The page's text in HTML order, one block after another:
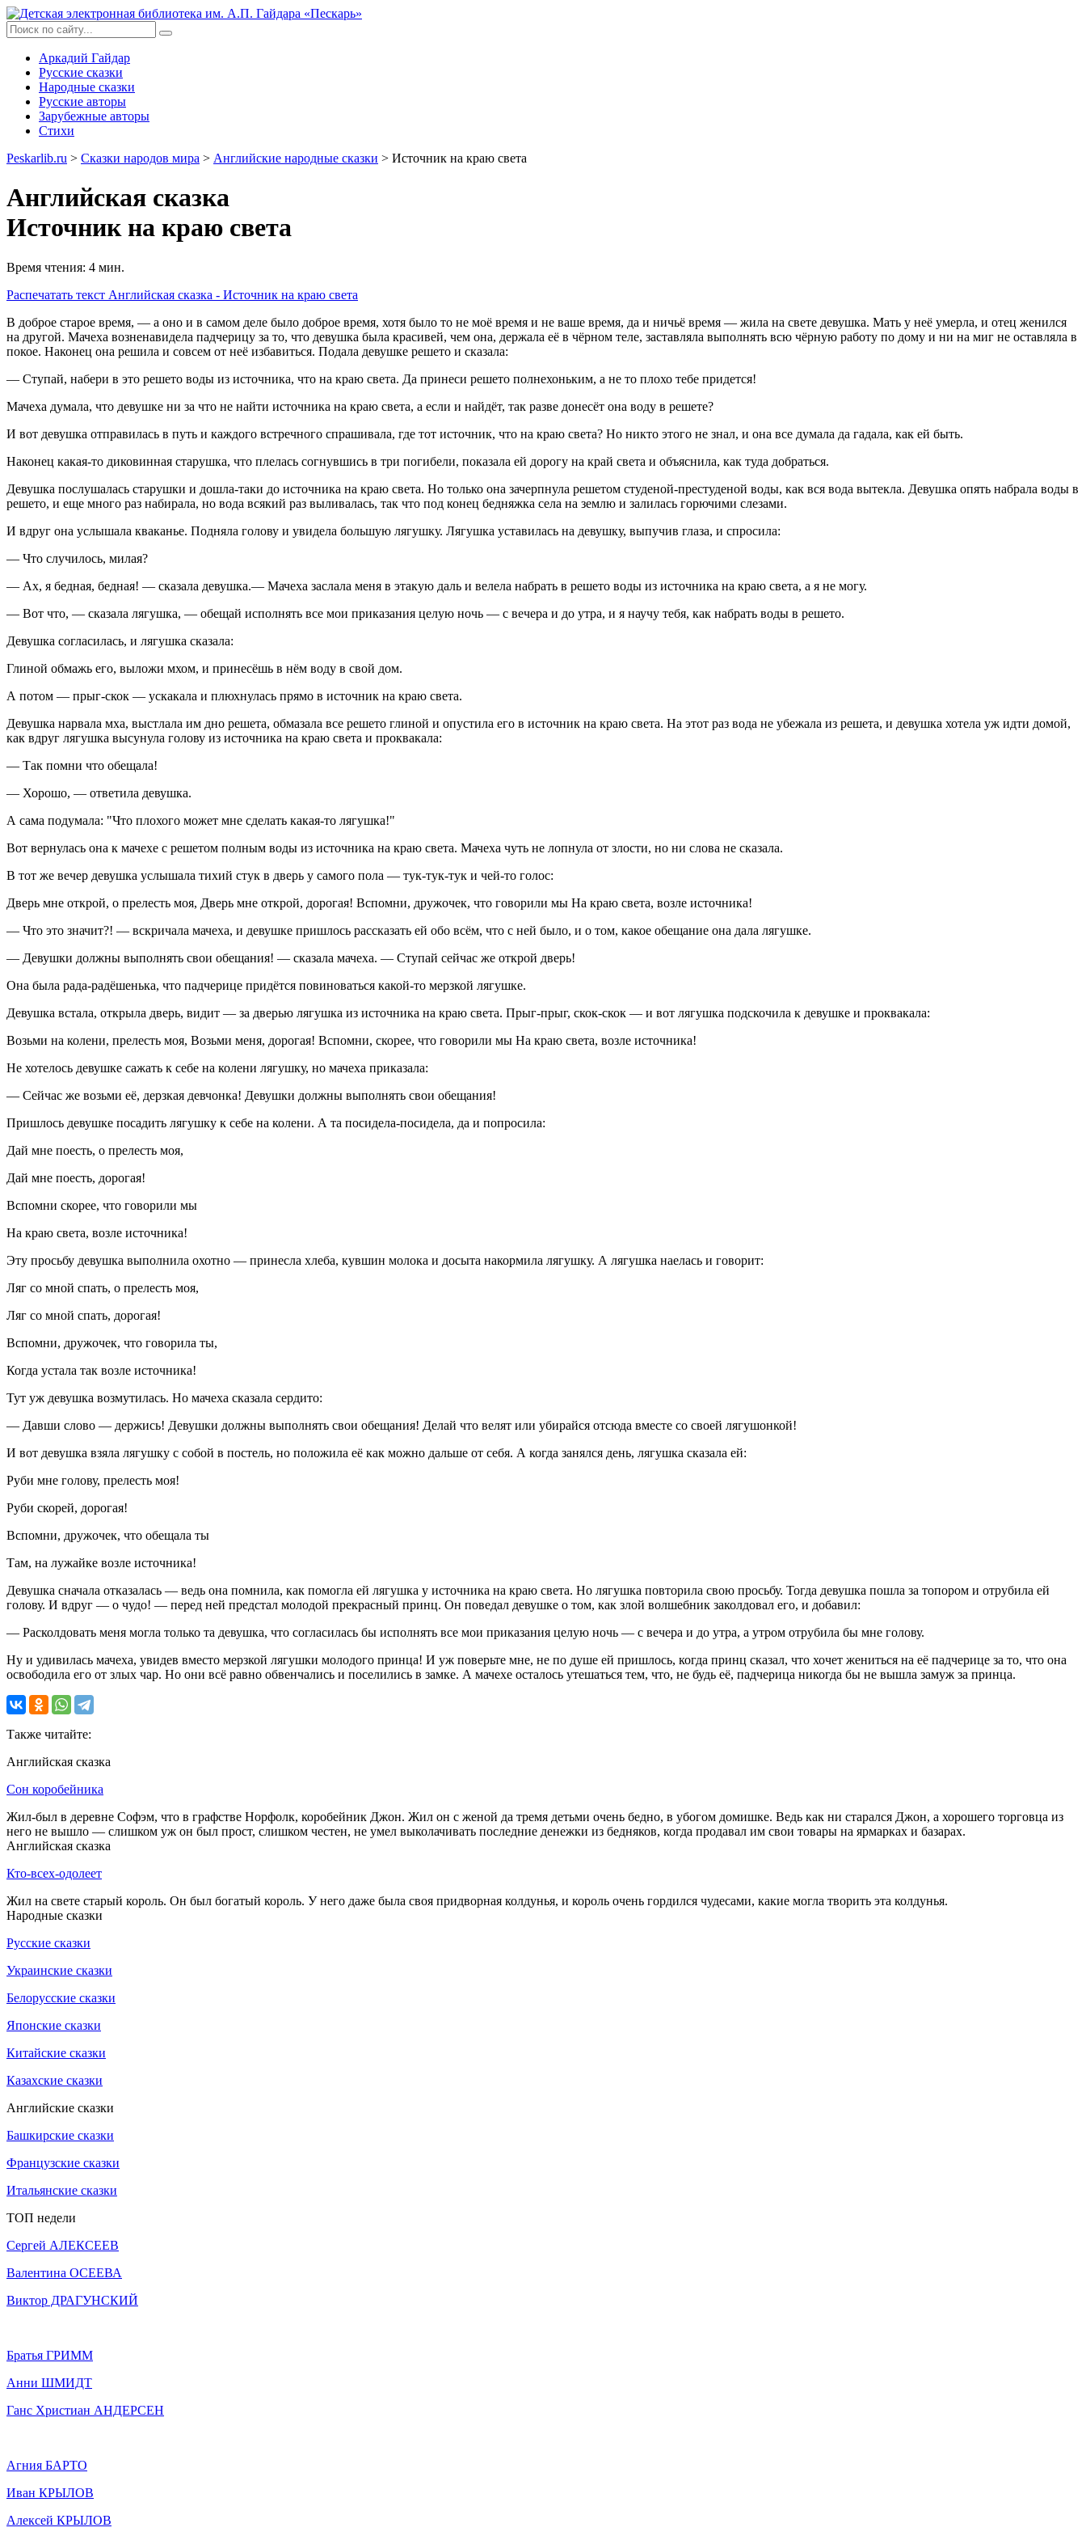
Аркадий Гайдар
Русские сказки
Народные сказки
Русские авторы
Зарубежные авторы
Стихи
Peskarlib.ru > Сказки народов мира > Английские народные сказки > Источник на краю света
Английская сказка
Источник на краю света
Время чтения: 4 мин.
Распечатать текст Английская сказка - Источник на краю света
В доброе старое время, — а оно и в самом деле было доброе время, хотя было то не моё время и не ваше время, да и ничьё время — жила на свете девушка. Мать у неё умерла, и отец женился
на другой. Мачеха возненавидела падчерицу за то, что девушка была красивей, чем она, держала её в чёрном теле, заставляла выполнять всю чёрную работу по дому и ни на миг не оставляла в
покое. Наконец она решила и совсем от неё избавиться. Подала девушке решето и сказала:
— Ступай, набери в это решето воды из источника, что на краю света. Да принеси решето полнехоньким, а не то плохо тебе придется!
Мачеха думала, что девушке ни за что не найти источника на краю света, а если и найдёт, так разве донесёт она воду в решете?
И вот девушка отправилась в путь и каждого встречного спрашивала, где тот источник, что на краю света? Но никто этого не знал, и она все думала да гадала, как ей быть.
Наконец какая-то диковинная старушка, что плелась согнувшись в три погибели, показала ей дорогу на край света и объяснила, как туда добраться.
Девушка послушалась старушки и дошла-таки до источника на краю света. Но только она зачерпнула решетом студеной-престуденой воды, как вся вода вытекла. Девушка опять набрала воды в
решето, и еще много раз набирала, но вода всякий раз выливалась, так что под конец бедняжка села на землю и залилась горючими слезами.
И вдруг она услышала кваканье. Подняла голову и увидела большую лягушку. Лягушка уставилась на девушку, выпучив глаза, и спросила:
— Что случилось, милая?
— Ах, я бедная, бедная! — сказала девушка.— Мачеха заслала меня в этакую даль и велела набрать в решето воды из источника на краю света, а я не могу.
— Вот что, — сказала лягушка, — обещай исполнять все мои приказания целую ночь — с вечера и до утра, и я научу тебя, как набрать воды в решето.
Девушка согласилась, и лягушка сказала:
Глиной обмажь его, выложи мхом, и принесёшь в нём воду в свой дом.
А потом — прыг-скок — ускакала и плюхнулась прямо в источник на краю света.
Девушка нарвала мха, выстлала им дно решета, обмазала все решето глиной и опустила его в источник на краю света. На этот раз вода не убежала из решета, и девушка хотела уж идти домой,
как вдруг лягушка высунула голову из источника на краю света и проквакала:
— Так помни что обещала!
— Хорошо, — ответила девушка.
А сама подумала: "Что плохого может мне сделать какая-то лягушка!"
Вот вернулась она к мачехе с решетом полным воды из источника на краю света. Мачеха чуть не лопнула от злости, но ни слова не сказала.
В тот же вечер девушка услышала тихий стук в дверь у самого пола — тук-тук-тук и чей-то голос:
Дверь мне открой, о прелесть моя, Дверь мне открой, дорогая! Вспомни, дружочек, что говорили мы На краю света, возле источника!
— Что это значит?! — вскричала мачеха, и девушке пришлось рассказать ей обо всём, что с ней было, и о том, какое обещание она дала лягушке.
— Девушки должны выполнять свои обещания! — сказала мачеха. — Ступай сейчас же открой дверь!
Она была рада-радёшенька, что падчерице придётся повиноваться какой-то мерзкой лягушке.
Девушка встала, открыла дверь, видит — за дверью лягушка из источника на краю света. Прыг-прыг, скок-скок — и вот лягушка подскочила к девушке и проквакала:
Возьми на колени, прелесть моя, Возьми меня, дорогая! Вспомни, скорее, что говорили мы На краю света, возле источника!
Не хотелось девушке сажать к себе на колени лягушку, но мачеха приказала:
— Сейчас же возьми её, дерзкая девчонка! Девушки должны выполнять свои обещания!
Пришлось девушке посадить лягушку к себе на колени. А та посидела-посидела, да и попросила:
Дай мне поесть, о прелесть моя,
Дай мне поесть, дорогая!
Вспомни скорее, что говорили мы
На краю света, возле источника!
Эту просьбу девушка выполнила охотно — принесла хлеба, кувшин молока и досыта накормила лягушку. А лягушка наелась и говорит:
Ляг со мной спать, о прелесть моя,
Ляг со мной спать, дорогая!
Вспомни, дружочек, что говорила ты,
Когда устала так возле источника!
Тут уж девушка возмутилась. Но мачеха сказала сердито:
— Давши слово — держись! Девушки должны выполнять свои обещания! Делай что велят или убирайся отсюда вместе со своей лягушонкой!
И вот девушка взяла лягушку с собой в постель, но положила её как можно дальше от себя. А когда занялся день, лягушка сказала ей:
Руби мне голову, прелесть моя!
Руби скорей, дорогая!
Вспомни, дружочек, что обещала ты
Там, на лужайке возле источника!
Девушка сначала отказалась — ведь она помнила, как помогла ей лягушка у источника на краю света. Но лягушка повторила свою просьбу. Тогда девушка пошла за топором и отрубила ей
голову. И вдруг — о чудо! — перед ней предстал молодой прекрасный принц. Он поведал девушке о том, как злой волшебник заколдовал его, и добавил:
— Расколдовать меня могла только та девушка, что согласилась бы исполнять все мои приказания целую ночь — с вечера и до утра, а утром отрубила бы мне голову.
Ну и удивилась мачеха, увидев вместо мерзкой лягушки молодого принца! И уж поверьте мне, не по душе ей пришлось, когда принц сказал, что хочет жениться на её падчерице за то, что она
освободила его от злых чар. Но они всё равно обвенчались и поселились в замке. А мачехе осталось утешаться тем, что, не будь её, падчерица никогда бы не вышла замуж за принца.
Также читайте:
Английская сказка
Сон коробейника
Жил-был в деревне Софэм, что в графстве Норфолк, коробейник Джон. Жил он с женой да тремя детьми очень бедно, в убогом домишке. Ведь как ни старался Джон, а хорошего торговца из
него не вышло — слишком уж он был прост, слишком честен, не умел выколачивать последние денежки из бедняков, когда продавал им свои товары на ярмарках и базарах.
Английская сказка
Кто-всех-одолеет
Жил на свете старый король. Он был богатый король. У него даже была своя придворная колдунья, и король очень гордился чудесами, какие могла творить эта колдунья.
Народные сказки
Русские сказки
Украинские сказки
Белорусские сказки
Японские сказки
Китайские сказки
Казахские сказки
Английские сказки
Башкирские сказки
Французские сказки
Итальянские сказки
ТОП недели
Сергей АЛЕКСЕЕВ
Валентина ОСЕЕВА
Виктор ДРАГУНСКИЙ
Братья ГРИММ
Анни ШМИДТ
Ганс Христиан АНДЕРСЕН
Агния БАРТО
Иван КРЫЛОВ
Алексей КРЫЛОВ